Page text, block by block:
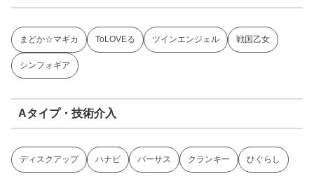
まどか☆マギカ ToLOVEる ツインエンジェル 戦国乙女
シンフォギア
Aタイプ・技術介入
ディスクアップ ハナビ バーサス クランキー ひぐらし